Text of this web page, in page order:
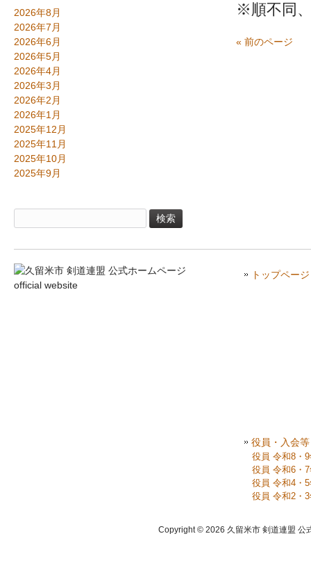
※順不同
« 前のページ
2026年8月
2026年7月
2026年6月
2026年5月
2026年4月
2026年3月
2026年2月
2026年1月
2025年12月
2025年11月
2025年10月
2025年9月
索:
トップページ
役員・入会等
役員 令和8・
役員 令和6・
役員 令和4・
役員 令和2・
Copyright © 2026 久留米市 剣道連盟